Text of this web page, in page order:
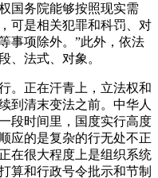
国务院能够按照现实需
可是相关犯罪和科罚、对
事项除外。”此外，依法
、法式、对象。
正在汗青上，立法权和
到清末变法之前。中华人
段时间里，国度实行高度
应的是复杂的行无处不正
在很大程度上是组织系统
算和行政号令批示和节制